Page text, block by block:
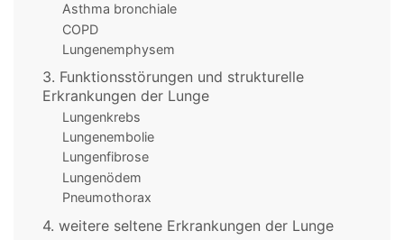
Asthma bronchiale
COPD
Lungenemphysem
3. Funktionsstörungen und strukturelle
Erkrankungen der Lunge
Lungenkrebs
Lungenembolie
Lungenfibrose
Lungenödem
Pneumothorax
4. weitere seltene Erkrankungen der Lunge